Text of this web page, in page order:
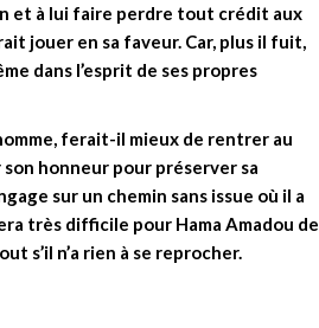
et à lui faire perdre tout crédit aux
jouer en sa faveur. Car, plus il fuit,
dans l’esprit de ses propres
ferait-il mieux de rentrer au
honneur pour préserver sa
sur un chemin sans issue où il a
très difficile pour Hama Amadou de
s’il n’a rien à se reprocher.